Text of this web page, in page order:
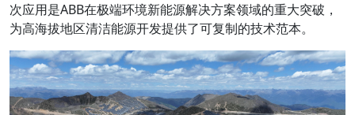
次应用是ABB在极端环境新能源解决方案领域的重大突破，
为高海拔地区清洁能源开发提供了可复制的技术范本。